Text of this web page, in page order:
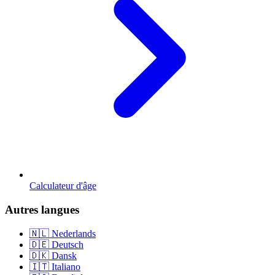
Calculateur d'âge
Autres langues
🇳🇱 Nederlands
🇩🇪 Deutsch
🇩🇰 Dansk
🇮🇹 Italiano